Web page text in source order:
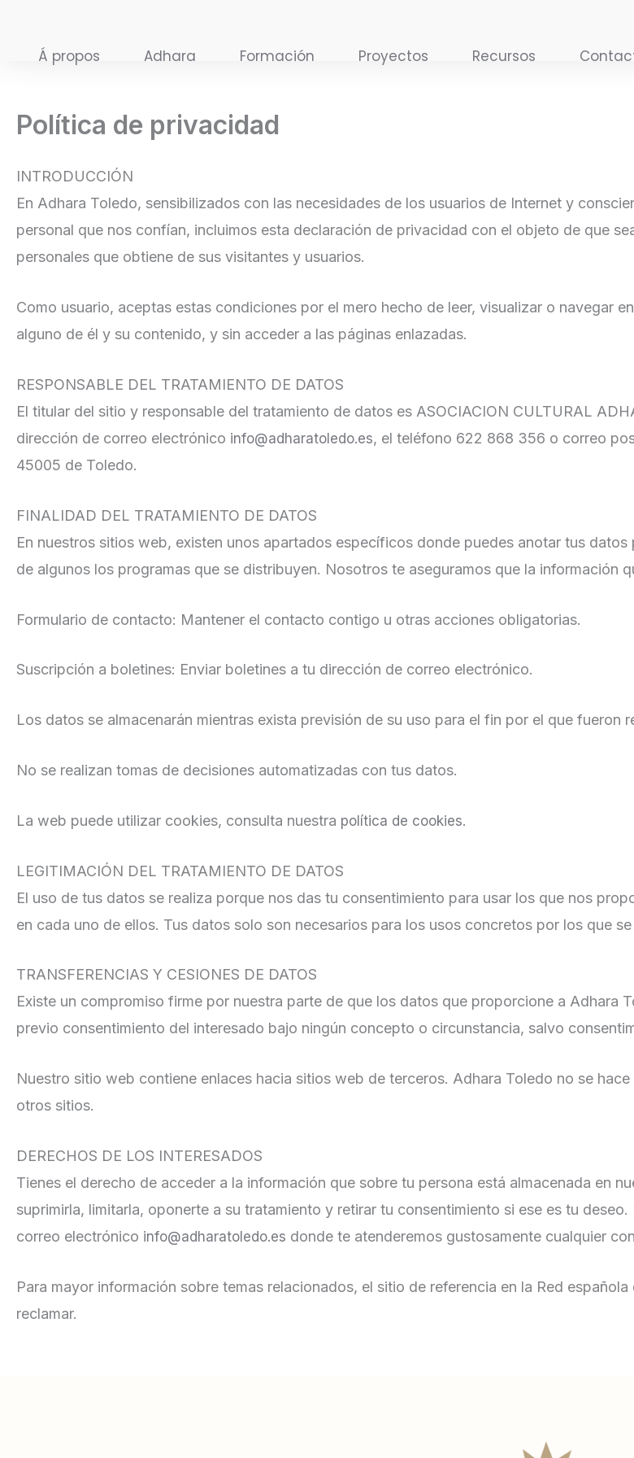
contenidoÁ propos Adhara Formación Proyectos Recursos
Política de privacidad
INTRODUCCIÓN
En Adhara Toledo, sensibilizados con las necesidades de los usuarios de Internet y
personal que nos confían, incluimos esta declaración de privacidad con el objeto de que
personales que obtiene de sus visitantes y usuarios.
Como usuario, aceptas estas condiciones por el mero hecho de leer, visualizar o navegar
alguno de él y su contenido, y sin acceder a las páginas enlazadas.
RESPONSABLE DEL TRATAMIENTO DE DATOS
El titular del sitio y responsable del tratamiento de datos es ASOCIACION CULTURAL
dirección de correo electrónico info@adharatoledo.es, el teléfono 622 868 356 o correo
45005 de Toledo.
FINALIDAD DEL TRATAMIENTO DE DATOS
En nuestros sitios web, existen unos apartados específicos donde puedes anotar tus
de algunos los programas que se distribuyen. Nosotros te aseguramos que la información
Formulario de contacto: Mantener el contacto contigo u otras acciones obligatorias.
Suscripción a boletines: Enviar boletines a tu dirección de correo electrónico.
Los datos se almacenarán mientras exista previsión de su uso para el fin por el que fueron
No se realizan tomas de decisiones automatizadas con tus datos.
La web puede utilizar cookies, consulta nuestra política de cookies.
LEGITIMACIÓN DEL TRATAMIENTO DE DATOS
El uso de tus datos se realiza porque nos das tu consentimiento para usar los que nos
en cada uno de ellos. Tus datos solo son necesarios para los usos concretos por los que
TRANSFERENCIAS Y CESIONES DE DATOS
Existe un compromiso firme por nuestra parte de que los datos que proporcione a Adhara
previo consentimiento del interesado bajo ningún concepto o circunstancia, salvo
Nuestro sitio web contiene enlaces hacia sitios web de terceros. Adhara Toledo no se
otros sitios.
DERECHOS DE LOS INTERESADOS
Tienes el derecho de acceder a la información que sobre tu persona está almacenada en
suprimirla, limitarla, oponerte a su tratamiento y retirar tu consentimiento si ese es tu
correo electrónico info@adharatoledo.es donde te atenderemos gustosamente cualquier
Para mayor información sobre temas relacionados, el sitio de referencia en la Red española
reclamar.